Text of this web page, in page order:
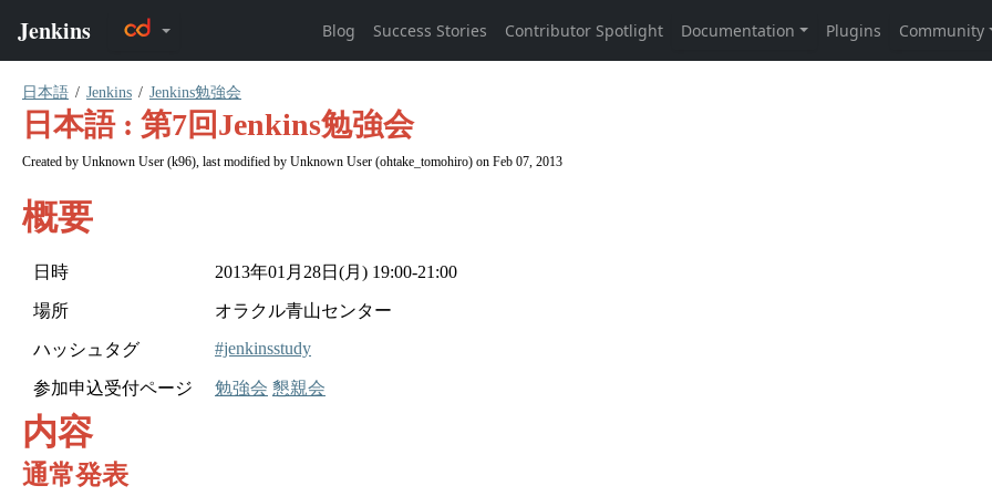
日本語 Jenkins Jenkins勉強会
日本語 : 第7回Jenkins勉強会
Created by Unknown User (k96), last modified by Unknown User (ohtake_tomohiro) on Feb 07, 2013
概要
日時 2013年01月28日(月) 19:00-21:00
場所 オラクル青山センター
ハッシュタグ #jenkinsstudy
参加申込受付ページ 勉強会 懇親会
内容
通常発表